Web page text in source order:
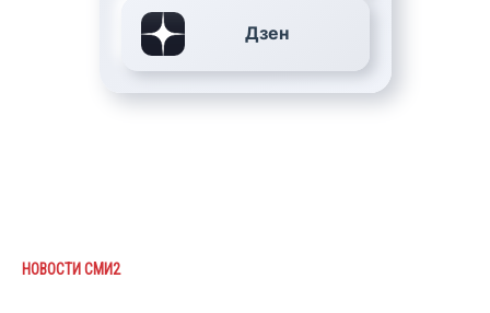
Дзен
НОВОСТИ СМИ2